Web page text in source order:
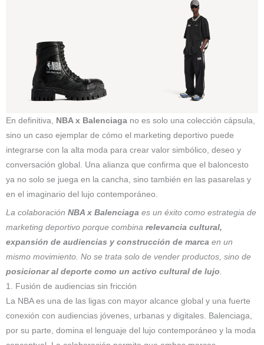
En definitiva, NBA x Balenciaga no es solo una colección cápsula,
sino un caso ejemplar de cómo el marketing deportivo puede
integrarse con la alta moda para crear valor simbólico, deseo y
conversación global. Una alianza que confirma que el baloncesto
ya no solo se juega en la cancha, sino también en las pasarelas y
en el imaginario del lujo contemporáneo.
La colaboración NBA x Balenciaga es un éxito como estrategia de
marketing deportivo porque combina relevancia cultural,
expansión de audiencias y construcción de marca en un
mismo movimiento. No se trata solo de vender productos, sino de
posicionar al deporte como un activo cultural de lujo.
1. Fusión de audiencias sin fricción
La NBA es una de las ligas con mayor alcance global y una fuerte
conexión con audiencias jóvenes, urbanas y digitales. Balenciaga,
por su parte, domina el lenguaje del lujo contemporáneo y la moda